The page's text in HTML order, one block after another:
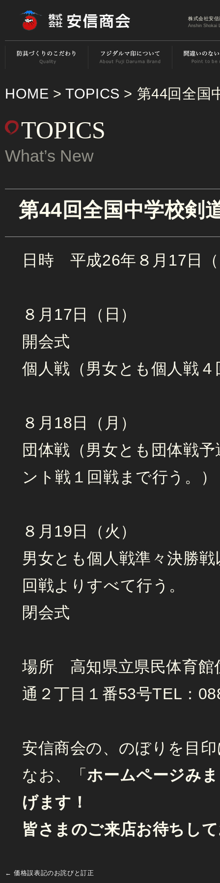
株式会社安
Anshin Shokai
HOME >TOPICS > 第44回全国
TOPICS
What’s New
第44回全国中学校剣
日時 平成26年８月17日
８月17日（日）
開会式
個人戦（男女とも個人戦
８月18日（月）
団体戦（男女とも団体戦
ント戦１回戦まで行う。）
８月19日（火）
男女とも個人戦準々決勝
回戦よりすべて行う。
閉会式
場所 高知県立県民体育館
通２丁目１番53号TEL：
安信商会の、のぼりを目
なお、「ホームページみ
げます！
皆さまのご来店お待ちし
← 価格誤表記のお詫びと訂正